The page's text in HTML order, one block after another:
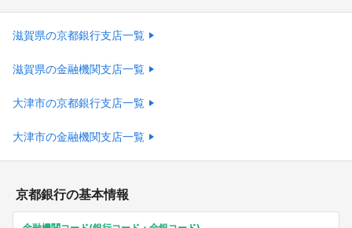
滋賀県の京都銀行支店一覧
滋賀県の金融機関支店一覧
大津市の京都銀行支店一覧
大津市の金融機関支店一覧
京都銀行の基本情報